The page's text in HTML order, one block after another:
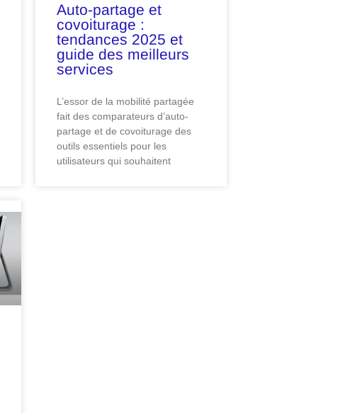
Auto-partage et
covoiturage :
tendances 2025 et
guide des meilleurs
services
L’essor de la mobilité partagée
fait des comparateurs d’auto-
partage et de covoiturage des
outils essentiels pour les
utilisateurs qui souhaitent